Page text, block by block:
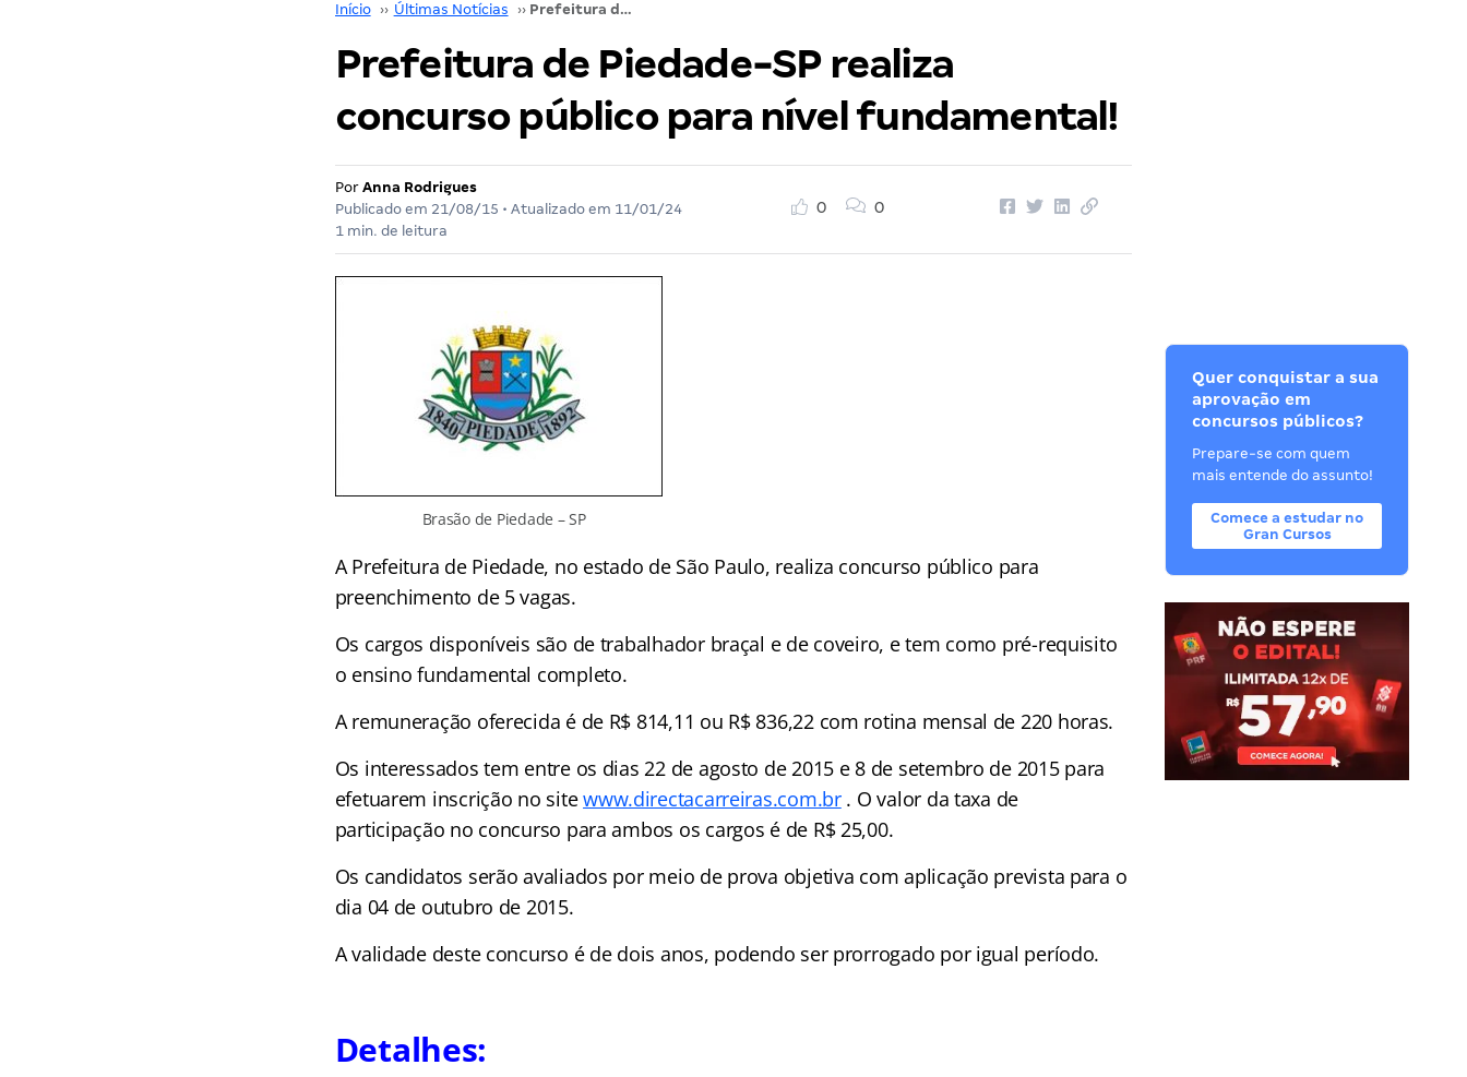
Início ›› Últimas Notícias ›› Prefeitura de Piedade-SP realiza concurso público para nível fundamental!
Prefeitura de Piedade-SP realiza
concurso público para nível fundamental!
Por Anna Rodrigues
Publicado em 21/08/15 • Atualizado em 11/01/24
1 min. de leitura
0 0
Brasão de Piedade – SP
A Prefeitura de Piedade, no estado de São Paulo, realiza concurso público para
preenchimento de 5 vagas.
Os cargos disponíveis são de trabalhador braçal e de coveiro, e tem como pré-requisito
o ensino fundamental completo.
A remuneração oferecida é de R$ 814,11 ou R$ 836,22 com rotina mensal de 220 horas.
Os interessados tem entre os dias 22 de agosto de 2015 e 8 de setembro de 2015 para
efetuarem inscrição no sitewww.directacarreiras.com.br. O valor da taxa de
participação no concurso para ambos os cargos é de R$ 25,00.
Os candidatos serão avaliados por meio de prova objetiva com aplicação prevista para o
dia 04 de outubro de 2015.
A validade deste concurso é de dois anos, podendo ser prorrogado por igual período.
Detalhes:
Quer conquistar a sua
aprovação em
concursos públicos?
Prepare-se com quem
mais entende do assunto!
Comece a estudar no
Gran Cursos